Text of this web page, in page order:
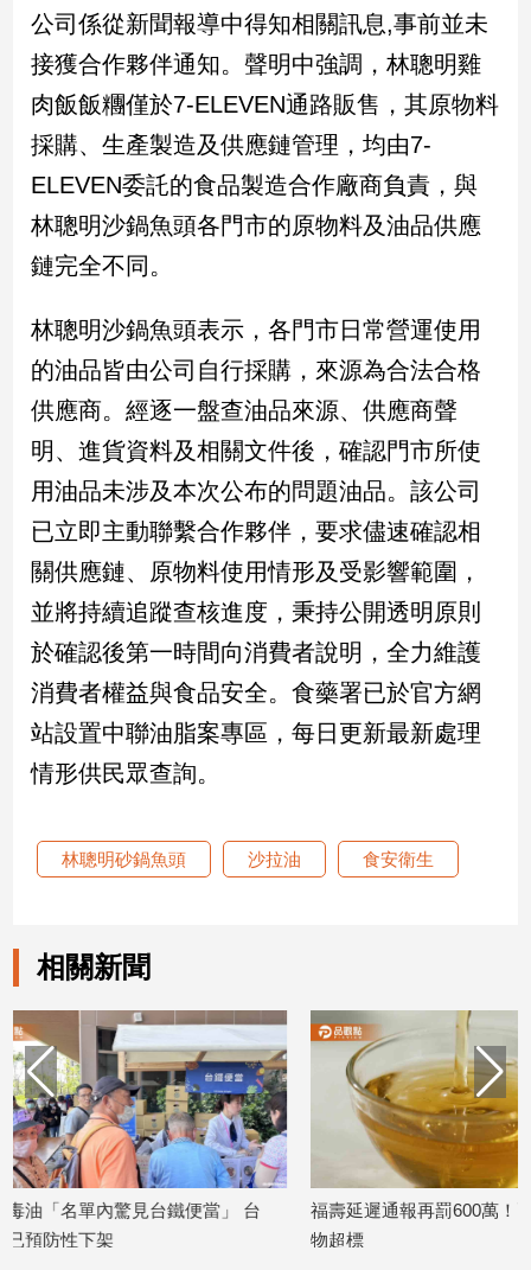
觀
點
娛
樂
娛
樂
星
流
行/
尚
追
星
生
活
建
室
內
設
計
命
消
費
健
康/
親
子/
感
情
公司係從新聞報導中得知相關訊息,事前並未
接獲合作夥伴通知。聲明中強調，林聰明雞
肉飯飯糰僅於7-ELEVEN通路販售，其原物料
採購、生產製造及供應鏈管理，均由7-
ELEVEN委託的食品製造合作廠商負責，與
林聰明沙鍋魚頭各門市的原物料及油品供應
鏈完全不同。
林聰明沙鍋魚頭表示，各門市日常營運使用
的油品皆由公司自行採購，來源為合法合格
供應商。經逐一盤查油品來源、供應商聲
明、進貨資料及相關文件後，確認門市所使
用油品未涉及本次公布的問題油品。該公司
已立即主動聯繫合作夥伴，要求儘速確認相
關供應鏈、原物料使用情形及受影響範圍，
並將持續追蹤查核進度，秉持公開透明原則
於確認後第一時間向消費者說明，全力維護
消費者權益與食品安全。食藥署已於官方網
站設置中聯油脂案專區，每日更新最新處理
情形供民眾查詢。
林聰明砂鍋魚頭 沙拉油 食安衛生
相關新聞
台
福壽延遲通報再罰600萬！兩款油品致癌
物超標
赤腳踩雞皮喊